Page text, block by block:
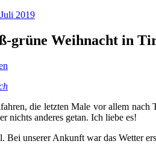
2019
grüne Weihnacht in
die letzten Male vor allem
nichts anderes getan. Ich liebe es!
unserer Ankunft war das Wetter